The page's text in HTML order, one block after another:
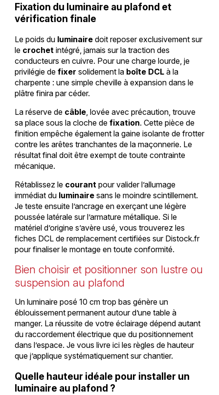
Fixation du luminaire au plafond et
vérification finale
Le poids du luminaire doit reposer exclusivement sur
le crochet intégré, jamais sur la traction des
conducteurs en cuivre. Pour une charge lourde, je
privilégie de fixer solidement la boîte DCL à la
charpente : une simple cheville à expansion dans le
plâtre finira par céder.
La réserve de câble , lovée avec précaution, trouve
sa place sous la cloche de fixation. Cette pièce de
finition empêche également la gaine isolante de frotter
contre les arêtes tranchantes de la maçonnerie. Le
résultat final doit être exempt de toute contrainte
mécanique.
Rétablissez le courant pour valider l’allumage
immédiat du luminaire sans le moindre scintillement.
Je teste ensuite l’ancrage en exerçant une légère
poussée latérale sur l’armature métallique. Si le
matériel d’origine s’avère usé, vous trouverez les
fiches DCL de remplacement certifiées sur Distock.fr
pour finaliser le montage en toute conformité.
Bien choisir et positionner son lustre ou
suspension au plafond
Un luminaire posé 10 cm trop bas génère un
éblouissement permanent autour d’une table à
manger. La réussite de votre éclairage dépend autant
du raccordement électrique que du positionnement
dans l’espace. Je vous livre ici les règles de hauteur
que j’applique systématiquement sur chantier.
Quelle hauteur idéale pour installer un
luminaire au plafond ?